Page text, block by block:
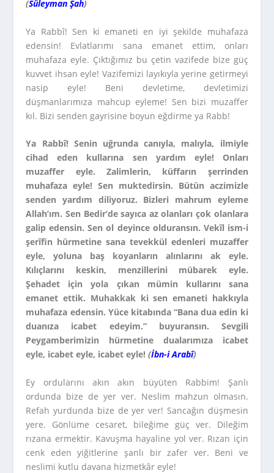
(Süleyman Şah)
Ya Rabbî! Sen ki emaneti en iyi şekilde muhafaza
edensin! Evlatlarımı sana emanet ettim, onları
muhafaza eyle. Çıktığımız bu çetin vazifede bize güç
kuvvet ihsan eyle! Vazifemizi layıkıyla yerine getirmeyi
nasip eyle! Beni devletime, devletimizi
düşmanlarımıza mahcup eyleme! Sen bizi muzaffer
kıl. Bizi senden gayrisine boyun eğdirme ya Rabb!
Ya Rabbî! Senin uğrunda canıyla, malıyla, ilmiyle
cihad eden kullarına sen yardım eyle! Onları
muzaffer eyle. Zalimlerin, küffarın şerrinden
muhafaza eyle! Sen muktedirsin. Bütün aczimizle
senden yardım diliyoruz. Bizleri mahrum eyleme
Allah’ım. Sen Bedir’de sayıca az olanları çok olanlara
galip edensin. Sen ol deyince olduransın. Vekîl ism-i
şerîfin hürmetine sana tevekkül edenleri muzaffer
eyle, yoluna baş koyanların alınlarını ak eyle.
Kılıçlarını keskin, menzillerini mübarek eyle.
Şehadet için yola çıkan mümin kullarını sana
emanet ettik. Muhakkak ki sen emaneti hakkıyla
muhafaza edensin. Yüce kitabında “Bana dua edin ki
duanıza icabet edeyim.” buyuransın. Sevgili
Peygamberimizin hürmetine dualarımıza icabet
eyle, icabet eyle, icabet eyle!(İbn-i Arabî)
Ey ordularını akın akın büyüten Rabbim! Şanlı
ordunda bize de yer ver. Neslim mahzun olmasın.
Refah yurdunda bize de yer ver! Sancağın düşmesin
yere. Gönlüme cesaret, bileğime güç ver. Dileğim
rızana ermektir. Kavuşma hayaline yol ver. Rızan için
cenk eden yiğitlerine şanlı bir zafer ver. Beni ve
neslimi kutlu davana hizmetkâr eyle!